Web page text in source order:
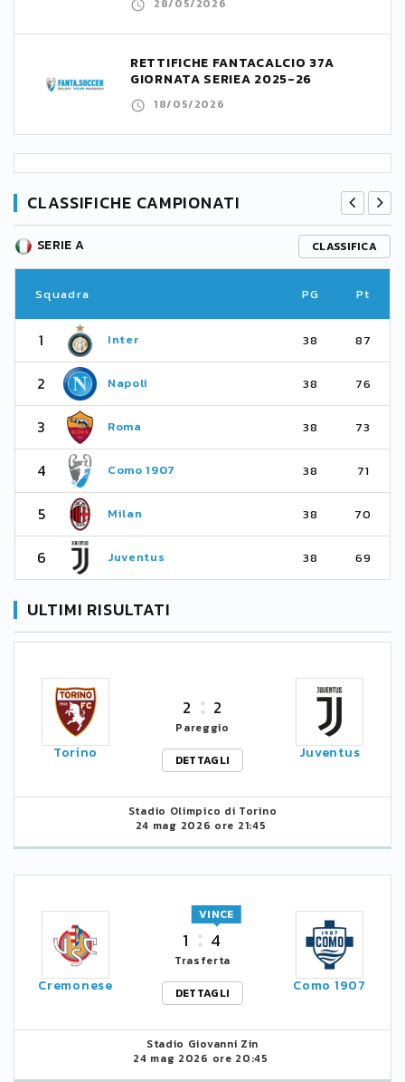
28/05/2026
RETTIFICHE FANTACALCIO 37A
GIORNATA SERIEA 2025-26
18/05/2026
CLASSIFICHE CAMPIONATI
SERIE A CLASSIFICA
Squadra PG Pt
1 Inter 38 87
2 Napoli 38 76
3 Roma 38 73
4 Como 1907 38 71
5 Milan 38 70
6 Juventus 38 69
ULTIMI RISULTATI
Torino
2 2
Pareggio
DETTAGLI
Juventus
Stadio Olimpico di Torino
24 mag 2026 ore 21:45
Cremonese
1 4
VINCE
Trasferta
DETTAGLI
Como 1907
Stadio Giovanni Zin
24 mag 2026 ore 20:45